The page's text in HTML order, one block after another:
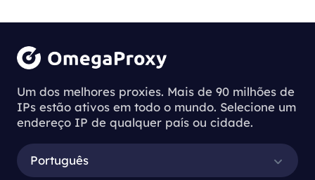
Um dos melhores proxies. Mais de 90 milhões de
IPs estão ativos em todo o mundo. Selecione um
endereço IP de qualquer país ou cidade.
Português